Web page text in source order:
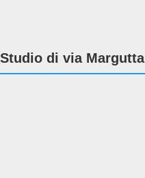
Studio di via Margutta